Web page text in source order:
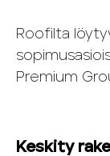
Roofilta
Premium
Keskity